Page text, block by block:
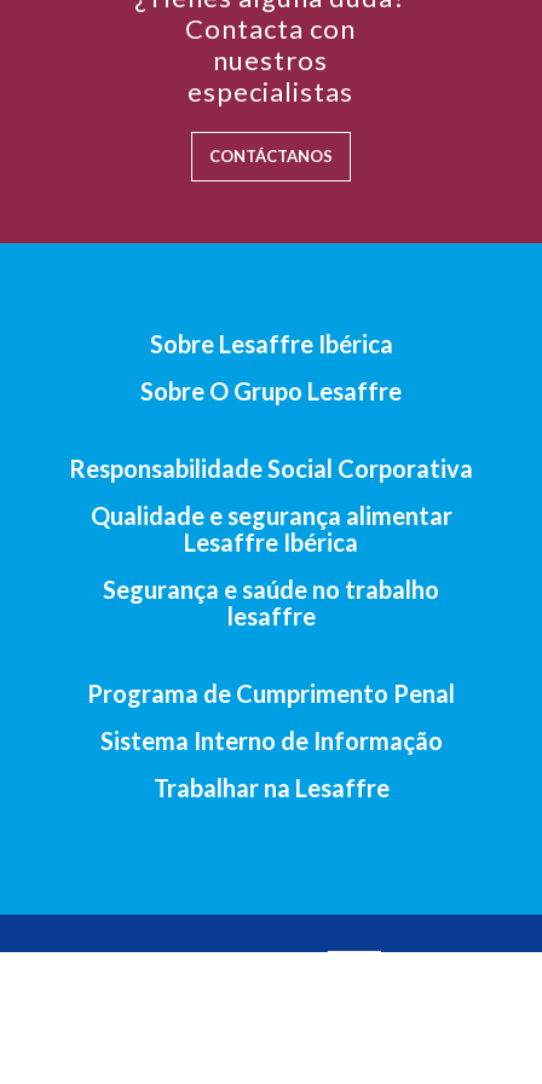
Contacta con
nuestros
especialistas
CONTÁCTANOS
Sobre Lesaffre Ibérica
Sobre O Grupo Lesaffre
Responsabilidade Social Corporativa
Qualidade e segurança alimentar
Lesaffre Ibérica
Segurança e saúde no trabalho
lesaffre
Programa de Cumprimento Penal
Sistema Interno de Informação
Trabalhar na Lesaffre